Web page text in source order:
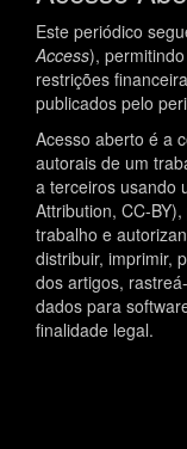
Este periódico
Access),
restrições
publicados pelo
Acesso aberto é a
autorais de um
a terceiros usando
Attribution, CC-
trabalho e
distribuir, imprimir,
dos artigos,
dados para
finalidade legal.